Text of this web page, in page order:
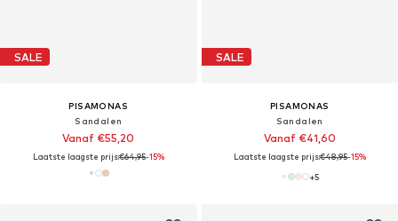
SALE
PISAMONAS
Sandalen
Vanaf €55,20
Laatste laagste prijs:€64,95-15%
SALE
PISAMONAS
Sandalen
Vanaf €41,60
Laatste laagste prijs:€48,95-15%
+5